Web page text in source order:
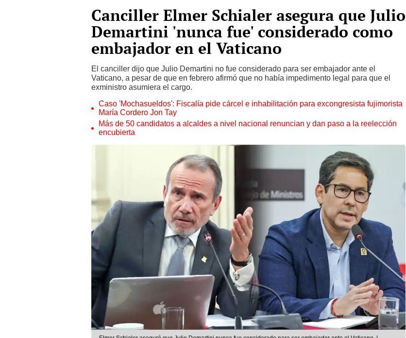
Canciller Elmer Schialer asegura que Julio
Demartini 'nunca fue' considerado como
embajador en el Vaticano
El canciller dijo que Julio Demartini no fue considerado para ser embajador ante el
Vaticano, a pesar de que en febrero afirmó que no había impedimento legal para que el
exministro asumiera el cargo.
Caso 'Mochasueldos': Fiscalía pide cárcel e inhabilitación para excongresista fujimorista
María Cordero Jon Tay
Más de 50 candidatos a alcaldes a nivel nacional renuncian y dan paso a la reelección
encubierta